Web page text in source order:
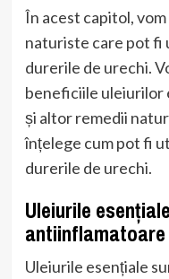
În acest capitol,
naturiste care pot fi
durerile de urechi.
beneficiile uleiurilor
și altor remedii
înțelege cum pot fi
durerile de urechi.
Uleiurile
Uleiurile esențiale